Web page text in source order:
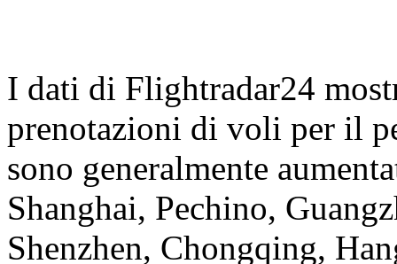
I dati di Flightradar24
prenotazioni di voli per il
sono generalmente
Shanghai, Pechino,
Shenzhen, Chongqing,